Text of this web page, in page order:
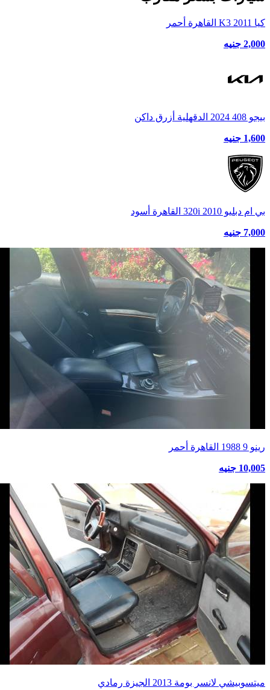
كيا K3 2011 القاهرة أحمر
2,000 جنيه
بيجو 408 2024 الدقهلية أزرق داكن
1,600 جنيه
بي ام دبليو 320i 2010 القاهرة أسود
7,000 جنيه
رينو 9 1988 القاهرة أحمر
10,005 جنيه
ميتسوبيشي لانسر بومة 2013 الجيزة رمادي